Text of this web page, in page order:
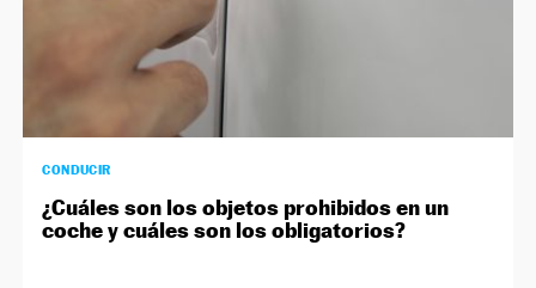
CONDUCIR
¿Cuáles son los objetos prohibidos en un
coche y cuáles son los obligatorios?